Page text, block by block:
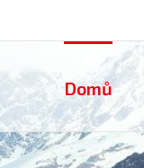
Domů